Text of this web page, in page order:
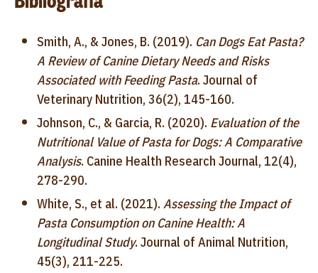
Smith, A., & Jones, B. (2019). Can Dogs Eat Pasta?
A Review of Canine Dietary Needs and Risks
Associated with Feeding Pasta. Journal of
Veterinary Nutrition, 36(2), 145-160.
Johnson, C., & Garcia, R. (2020). Evaluation of the
Nutritional Value of Pasta for Dogs: A Comparative
Analysis. Canine Health Research Journal, 12(4),
278-290.
White, S., et al. (2021). Assessing the Impact of
Pasta Consumption on Canine Health: A
Longitudinal Study. Journal of Animal Nutrition,
45(3), 211-225.